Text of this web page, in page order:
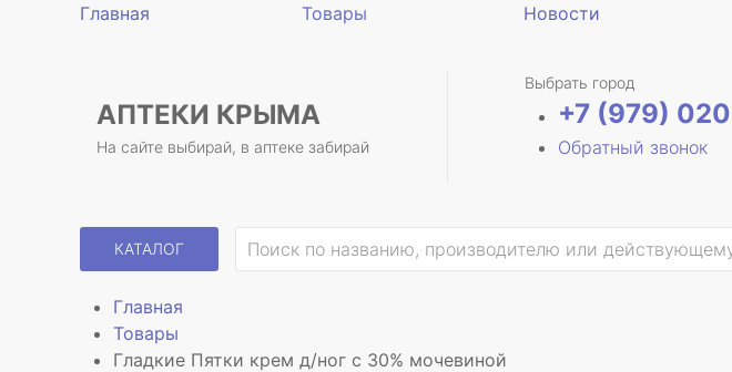
Главная Товары Новости
АПТЕКИ КРЫМА
На сайте выбирай, в аптеке забирай
Выбрать город
+7 (979)
Обратный звонок
КАТАЛОГ
Главная
Товары
Гладкие Пятки крем д/ног с 30% мочевиной